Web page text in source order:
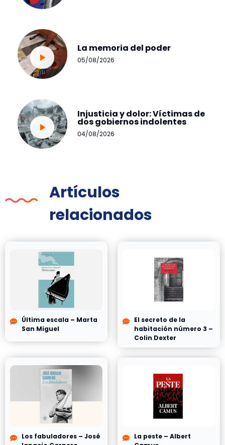
La memoria del poder
05/08/2026
Injusticia y dolor: Víctimas de
dos gobiernos indolentes
04/08/2026
Artículos
relacionados
Última escala – Marta
San Miguel
El secreto de la
habitación número 3 –
Colin Dexter
Los fabuladores – José
La peste – Albert